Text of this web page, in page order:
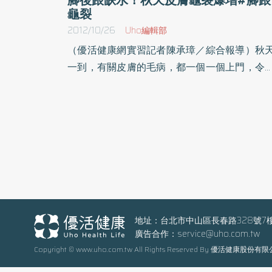
龜裂
2012/10/26 Uho編輯部
（優活健康網實習記者陳承璋／綜合報導）秋
一到，有關皮膚的毛病，都一個一個上門，令許
越厚，含水量越不足，彈性就越低，腳跟必須
撐全身的重量，當角質層受到力量拉扯超過其
性時就會裂開，而且腳底的皮膚沒有皮脂腺，無
法分泌油脂潤滑皮膚，雖然有汗腺，但當氣溫
地址：台北市中山區長春路328號7
廣告合作： service@uho.com.tw
Copyright © www.uho.com.tw All Rights Reserved By 優活健康股份有限